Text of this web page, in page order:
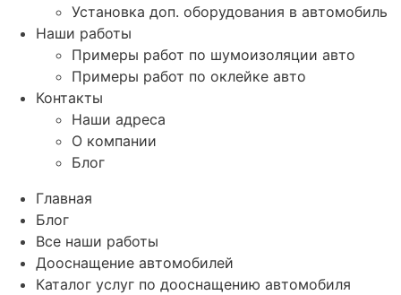
Установка доп. оборудования в автомобиль
Наши работы
Примеры работ по шумоизоляции авто
Примеры работ по оклейке авто
Контакты
Наши адреса
О компании
Блог
Главная
Блог
Все наши работы
Дооснащение автомобилей
Каталог услуг по дооснащению автомобиля